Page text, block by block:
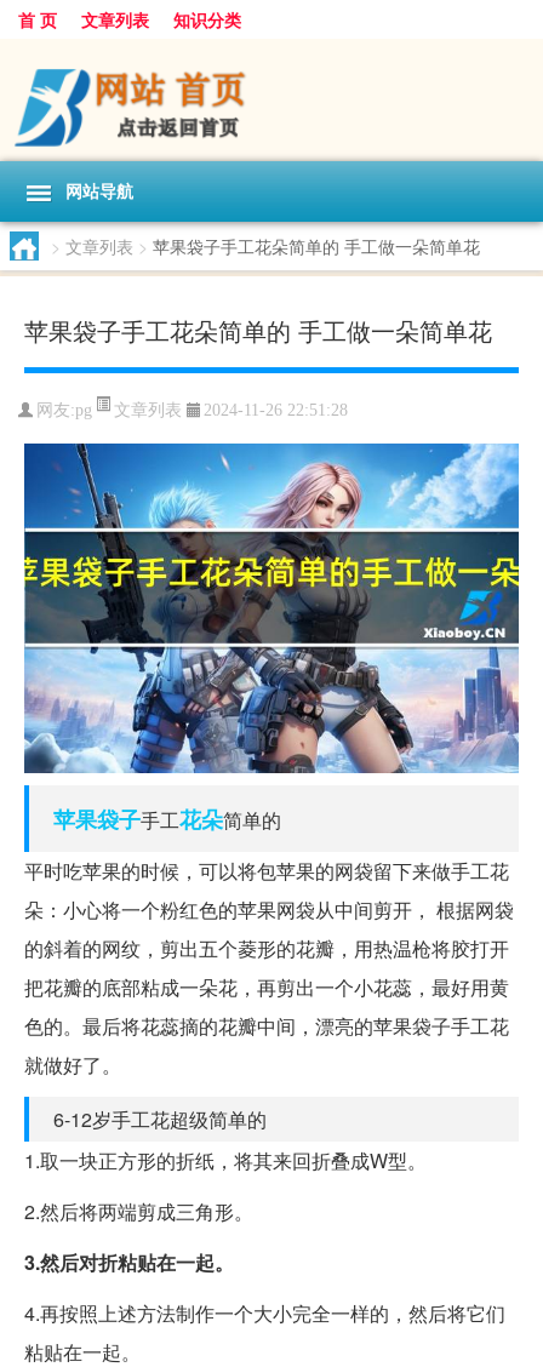
首 页 文章列表 知识分类
网站导航
> 文章列表 > 苹果袋子手工花朵简单的 手工做一朵简单花
苹果袋子手工花朵简单的 手工做一朵简单花
网友:pg 文章列表 2024-11-26 22:51:28
苹果袋子手工花朵简单的
平时吃苹果的时候，可以将包苹果的网袋留下来做手工花
朵：小心将一个粉红色的苹果网袋从中间剪开， 根据网袋
的斜着的网纹，剪出五个菱形的花瓣，用热温枪将胶打开
把花瓣的底部粘成一朵花，再剪出一个小花蕊，最好用黄
色的。最后将花蕊摘的花瓣中间，漂亮的苹果袋子手工花
就做好了。
6-12岁手工花超级简单的
1.取一块正方形的折纸，将其来回折叠成W型。
2.然后将两端剪成三角形。
3.然后对折粘贴在一起。
4.再按照上述方法制作一个大小完全一样的，然后将它们
粘贴在一起。